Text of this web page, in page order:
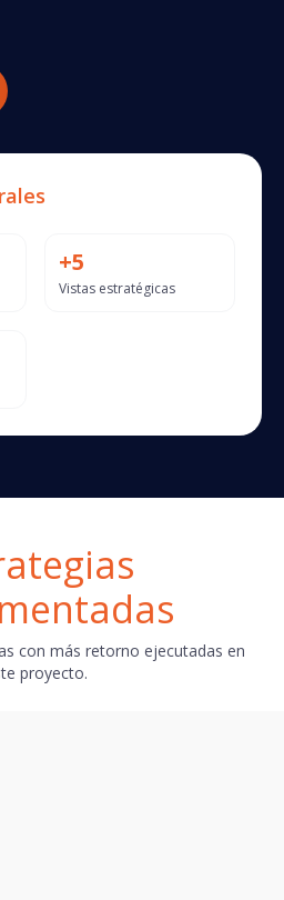
+5
Vistas estratégicas
con más retorno ejecutadas en
proyecto.